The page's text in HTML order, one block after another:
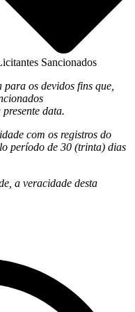
Sancionados
para os devidos fins que,
data.
com os registros do
período de 30 (trinta) dias
a veracidade desta